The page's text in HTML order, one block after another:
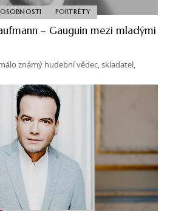
OSOBNOSTI PORTRÉTY
– Gauguin mezi mladými
známý hudební vědec, skladatel,